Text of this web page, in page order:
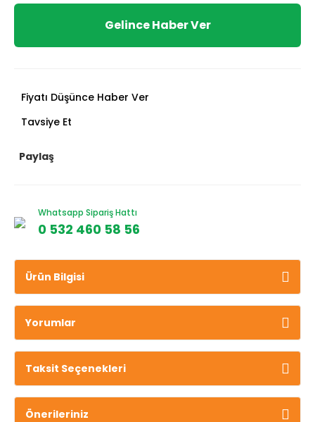
Gelince Haber Ver
Fiyatı Düşünce Haber Ver
Tavsiye Et
Paylaş
Whatsapp Sipariş Hattı
0 532 460 58 56
Ürün Bilgisi
Yorumlar
Taksit Seçenekleri
Önerileriniz